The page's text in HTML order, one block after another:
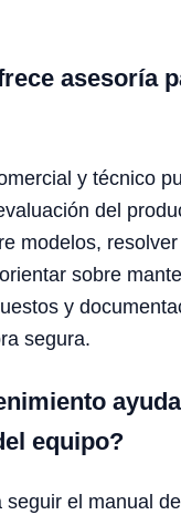
asesoría
y técnico
del
modelos,
sobre
y
segura.
equipo?
seguir el manual